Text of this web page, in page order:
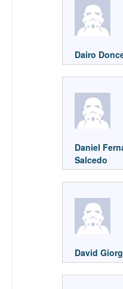
Dairo
Daniel
Salcedo
David